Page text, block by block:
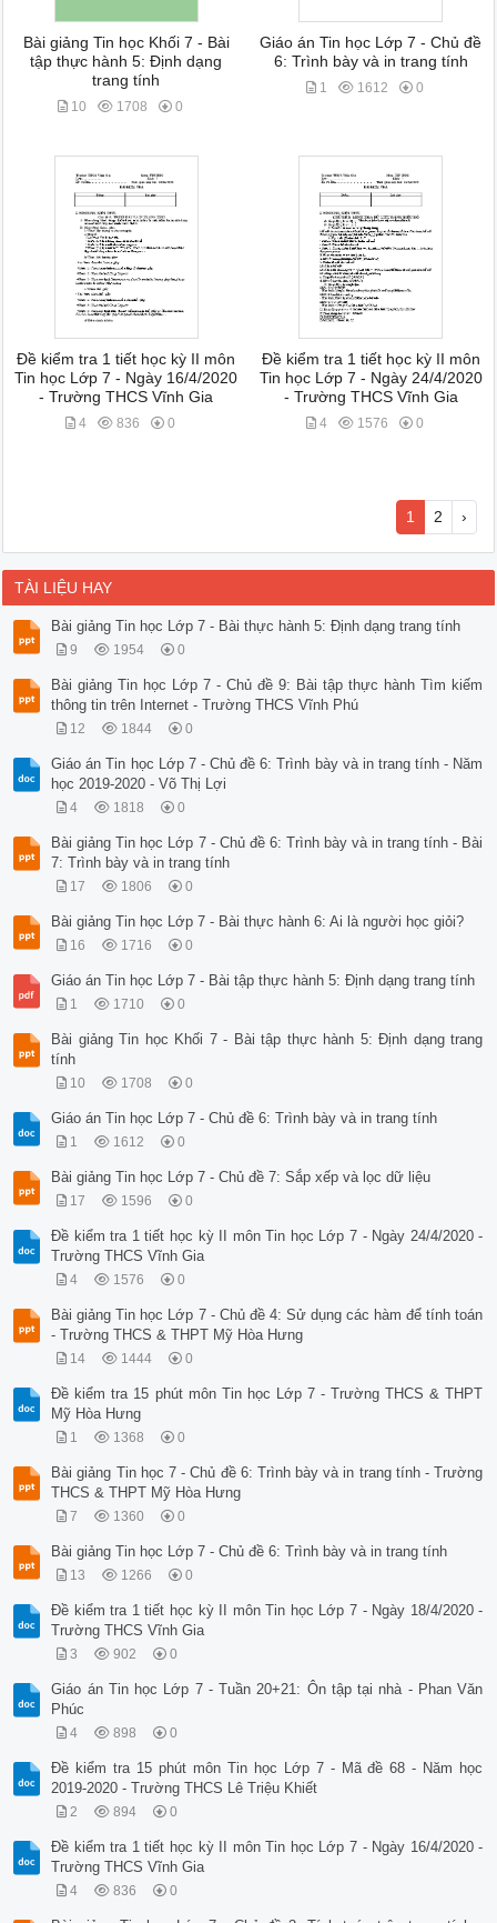
Bài giảng Tin học Khối 7 - Bài
tập thực hành 5: Định dạng
trang tính
10 1708 0
Giáo án Tin học Lớp 7 - Chủ đề
6: Trình bày và in trang tính
1 1612 0
Đề kiểm tra 1 tiết học kỳ II môn
Tin học Lớp 7 - Ngày 16/4/2020
- Trường THCS Vĩnh Gia
4 836 0
Đề kiểm tra 1 tiết học kỳ II môn
Tin học Lớp 7 - Ngày 24/4/2020
- Trường THCS Vĩnh Gia
4 1576 0
1 2 ›
TÀI LIỆU HAY
Bài giảng Tin học Lớp 7 - Bài thực hành 5: Định dạng trang tính
9 1954 0
Bài giảng Tin học Lớp 7 - Chủ đề 9: Bài tập thực hành Tìm kiếm
thông tin trên Internet - Trường THCS Vĩnh Phú
12 1844 0
Giáo án Tin học Lớp 7 - Chủ đề 6: Trình bày và in trang tính - Năm
học 2019-2020 - Võ Thị Lợi
4 1818 0
Bài giảng Tin học Lớp 7 - Chủ đề 6: Trình bày và in trang tính - Bài
7: Trình bày và in trang tính
17 1806 0
Bài giảng Tin học Lớp 7 - Bài thực hành 6: Ai là người học giỏi?
16 1716 0
Giáo án Tin học Lớp 7 - Bài tập thực hành 5: Định dạng trang tính
1 1710 0
Bài giảng Tin học Khối 7 - Bài tập thực hành 5: Định dạng trang
tính
10 1708 0
Giáo án Tin học Lớp 7 - Chủ đề 6: Trình bày và in trang tính
1 1612 0
Bài giảng Tin học Lớp 7 - Chủ đề 7: Sắp xếp và lọc dữ liệu
17 1596 0
Đề kiểm tra 1 tiết học kỳ II môn Tin học Lớp 7 - Ngày 24/4/2020 -
Trường THCS Vĩnh Gia
4 1576 0
Bài giảng Tin học Lớp 7 - Chủ đề 4: Sử dụng các hàm để tính toán
- Trường THCS & THPT Mỹ Hòa Hưng
14 1444 0
Đề kiểm tra 15 phút môn Tin học Lớp 7 - Trường THCS & THPT
Mỹ Hòa Hưng
1 1368 0
Bài giảng Tin học 7 - Chủ đề 6: Trình bày và in trang tính - Trường
THCS & THPT Mỹ Hòa Hưng
7 1360 0
Bài giảng Tin học Lớp 7 - Chủ đề 6: Trình bày và in trang tính
13 1266 0
Đề kiểm tra 1 tiết học kỳ II môn Tin học Lớp 7 - Ngày 18/4/2020 -
Trường THCS Vĩnh Gia
3 902 0
Giáo án Tin học Lớp 7 - Tuần 20+21: Ôn tập tại nhà - Phan Văn
Phúc
4 898 0
Đề kiểm tra 15 phút môn Tin học Lớp 7 - Mã đề 68 - Năm học
2019-2020 - Trường THCS Lê Triệu Khiết
2 894 0
Đề kiểm tra 1 tiết học kỳ II môn Tin học Lớp 7 - Ngày 16/4/2020 -
Trường THCS Vĩnh Gia
4 836 0